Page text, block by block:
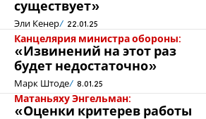
существует»
Эли Кенер 22.01.25
Канцелярия министра обороны:
«Извинений на этот раз
будет недостаточно»
Марк Штоде 8.01.25
Матаньяху Энгельман:
«Оценки критерев работы